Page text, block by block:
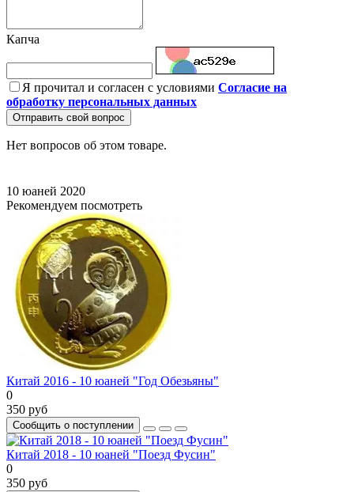
Капча
Я прочитал и согласен с условиями Согласие на
обработку персональных данных
Отправить свой вопрос
Нет вопросов об этом товаре.
10 юаней 2020
Рекомендуем посмотреть
Китай 2016 - 10 юаней "Год Обезьяны"
0
350 руб
Сообщить о поступлении
Китай 2018 - 10 юаней "Поезд Фусин"
0
350 руб